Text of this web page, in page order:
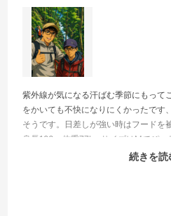
紫外線が気になる汗ばむ季節にもって
をかいても不快になりにくかったです
そうです。日差しが強い時はフードを
身長183㎝体重77kg サイズはMでぴっ
はLが良いと思います。もう少し安け
続きを読